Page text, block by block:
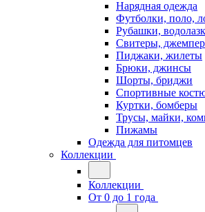
Нарядная одежда
Футболки, поло,
Рубашки,
Свитеры,
Пиджаки, жилеты
Брюки, джинсы
Шорты, бриджи
Спортивные
Куртки, бомберы
Трусы, майки,
Пижамы
Одежда для питомцев
Коллекции
Коллекции
От 0 до 1 года